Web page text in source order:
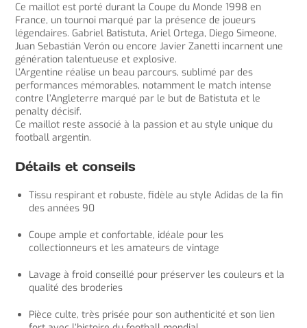
Ce maillot est porté durant la Coupe du Monde 1998 en
France, un tournoi marqué par la présence de joueurs
légendaires. Gabriel Batistuta, Ariel Ortega, Diego Simeone,
Juan Sebastián Verón ou encore Javier Zanetti incarnent une
génération talentueuse et explosive.
L’Argentine réalise un beau parcours, sublimé par des
performances mémorables, notamment le match intense
contre l’Angleterre marqué par le but de Batistuta et le
penalty décisif.
Ce maillot reste associé à la passion et au style unique du
football argentin.
Détails et conseils
Tissu respirant et robuste, fidèle au style Adidas de la fin
des années 90
Coupe ample et confortable, idéale pour les
collectionneurs et les amateurs de vintage
Lavage à froid conseillé pour préserver les couleurs et la
qualité des broderies
Pièce culte, très prisée pour son authenticité et son lien